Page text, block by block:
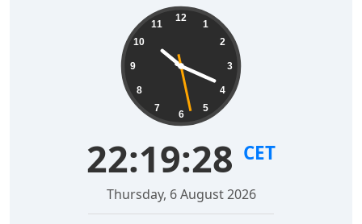
12
1
2
3
4
5
6
7
8
9
10
11
22:19:29 CET
Thursday, 6 August 2026